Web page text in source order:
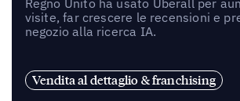
Regno Unito ha usato Uberall per
visite, far crescere le recensioni e
negozio alla ricerca IA.
Vendita al dettaglio & franchising